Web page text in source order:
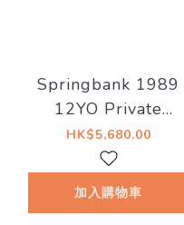
Springbank 1989
12YO Private
bottling #505 58.1%
@
HK$5,680.00
加入購物車